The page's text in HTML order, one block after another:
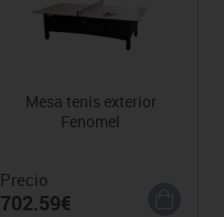
Mesa tenis exterior
Fenomel
Precio
702.59€